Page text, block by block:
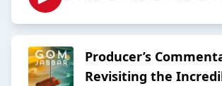
Producer’s
Revisiting the